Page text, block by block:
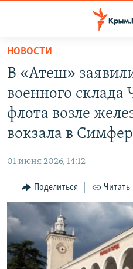
Вернуться
основному
содержанию
Вернутся
главной
Вернутся
поиску
КАРТА ВОЕННЫХ ОБЪЕКТОВ
ВОДА
ИНФОГРАФИКА
ТЕЛЕПРОЕКТ КРЫМ.РЕАЛИИ
СОВЕТЫ ПРАВОЗАЩИТНИКОВ
ПРОПАВШИЕ БЕЗ ВЕСТИ
РАДІО СВОБОДА
КАК ОБОЙТИ
Українською
Qırımtatar
НОВОСТИ
В «Атеш»
военного склада
флота возле
вокзала в
01 июня 2026, 14:12
Поделиться Читать